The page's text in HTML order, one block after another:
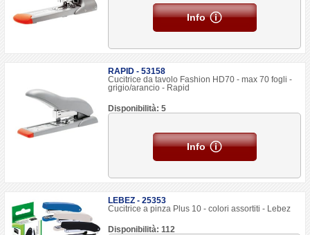
Info
RAPID - 53158
Cucitrice da tavolo Fashion HD70 - max 70 fogli -
grigio/arancio - Rapid
Disponibilità: 5
Info
LEBEZ - 25353
Cucitrice a pinza Plus 10 - colori assortiti - Lebez
Disponibilità: 112